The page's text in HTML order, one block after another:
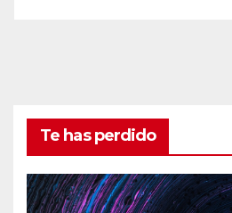
Te has perdido